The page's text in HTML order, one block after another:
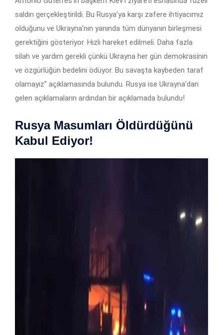
saldırı gerçekleştirildi. Bu Rusya’ya karşı zafere ihtiyacımız
olduğunu ve Ukrayna’nın yanında tüm dünyanın birleşmesi
gerektiğini gösteriyor. Hızlı hareket edilmeli. Daha fazla
silah ve yardım gerekli çünkü Ukrayna her gün demokrasinin
ve özgürlüğün bedelini ödüyor. Bu savaşta kaybeden taraf
olamayız” açıklamasında bulundu. Rusya ise Ukrayna’dan
gelen açıklamaların ardından bir açıklamada bulundu!
Rusya Masumları Öldürdüğünü
Kabul Ediyor!